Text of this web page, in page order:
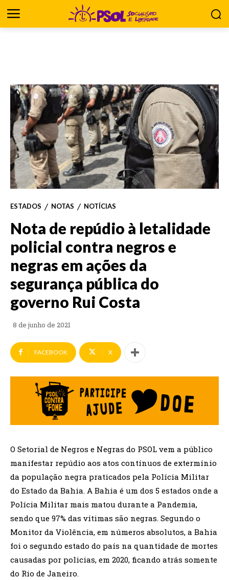
ESTADOS NOTAS NOTÍCIAS
Nota de repúdio à letalidade
policial contra negros e
negras em ações da
segurança pública do
governo Rui Costa
8 de junho de 2021
FACEBOOK X
O Setorial de Negros e Negras do PSOL vem a público
manifestar repúdio aos atos contínuos de extermínio
da população negra praticados pela Polícia Militar
do Estado da Bahia. A Bahia é um dos 5 estados onde a
Polícia Militar mais matou durante a Pandemia,
sendo que 97% das vítimas são negras. Segundo o
Monitor da Violência, em números absolutos, a Bahia
foi o segundo estado do país na quantidade de mortes
causadas por policias, em 2020, ficando atrás somente
do Rio de Janeiro.